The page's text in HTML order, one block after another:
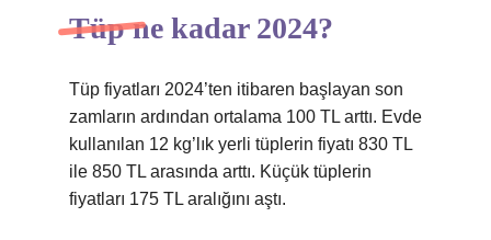
Tüp ne kadar 2024?
Tüp fiyatları 2024’ten itibaren başlayan son
zamların ardından ortalama 100 TL arttı. Evde
kullanılan 12 kg’lık yerli tüplerin fiyatı 830 TL
ile 850 TL arasında arttı. Küçük tüplerin
fiyatları 175 TL aralığını aştı.